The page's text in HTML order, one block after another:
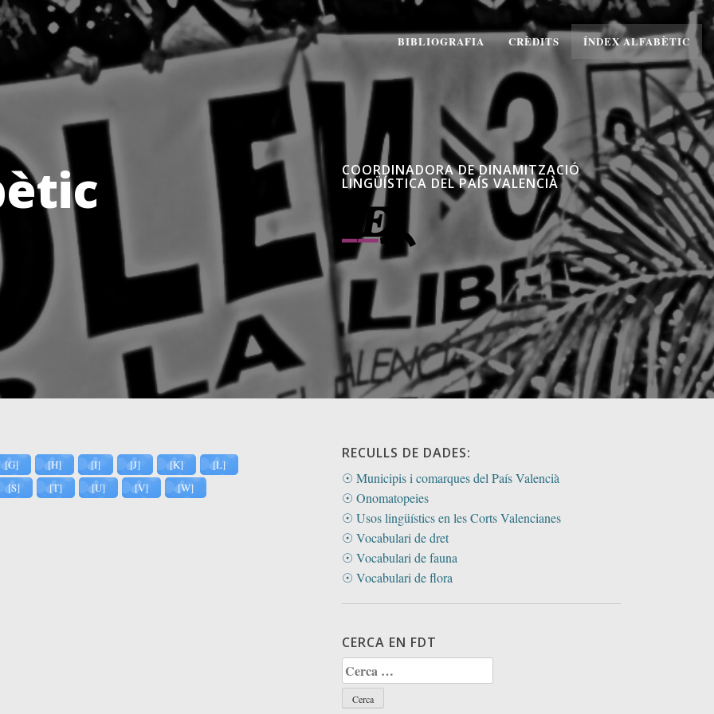
BIBLIOGRAFIA CRÈDITS ÍNDEX ALFABÈTIC
COORDINADORA DE DINAMITZACIÓ
LINGÜÍSTICA DEL PAÍS VALENCIÀ
[G] [H] [I] [J] [K]
[L]
[S] [T] [U] [V]
[W]
RECULLS DE DADES:
☉ Municipis i comarques del País Valencià
☉ Onomatopeies
☉ Usos lingüístics en les Corts Valencianes
☉ Vocabulari de dret
☉ Vocabulari de fauna
☉ Vocabulari de flora
CERCA EN FDT
Cerca: